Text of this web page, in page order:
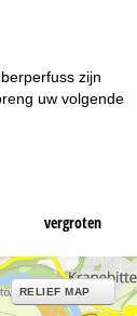
zijn
uw volgende
vergroten
RELIEF MAP